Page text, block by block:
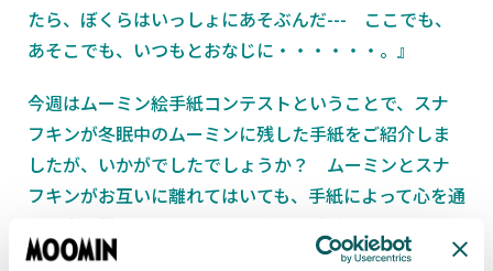
たら、ぼくらはいっしょにあそぶんだ--- ここでも、
あそこでも、いつもとおなじに・・・・・・。』
今週はムーミン絵手紙コンテストということで、スナ
フキンが冬眠中のムーミンに残した手紙をご紹介しま
したが、いかがでしたでしょうか？ ムーミンとスナ
フキンがお互いに離れてはいても、手紙によって心を通
わせ合う様子を見ていると、改めて手紙っていいなって
思いますね。